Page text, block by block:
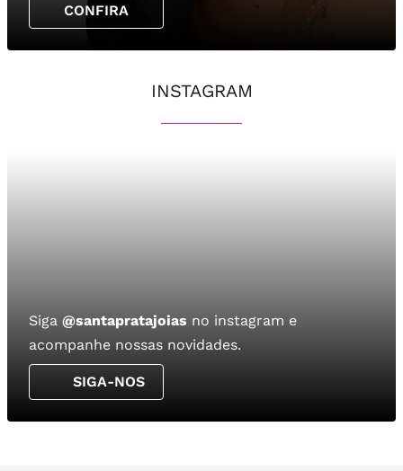
CONFIRA
INSTAGRAM
Siga @santapratajoias no instagram e
acompanhe nossas novidades.
SIGA-NOS